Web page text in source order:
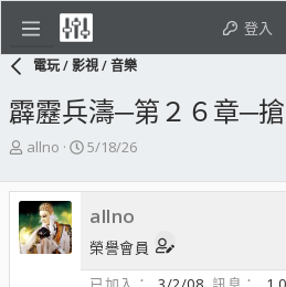
登入
電玩 / 影視 / 音樂
霹靂兵濤─第２６章─
主
發
起
人
allno
開
日
期
5/18/26
allno
榮譽會員